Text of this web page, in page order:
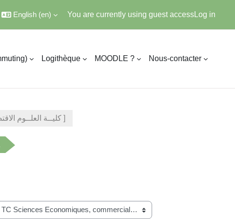
English ‎(en)‎ You are currently using guest accessLog in
Logithèque MOODLE ? Nous-contacter
Faculté Sciences Economiques, Commerciales et de Gestion [ كليــة العلــوم الاقتصـاديــة وعلــوم التسييــر ]